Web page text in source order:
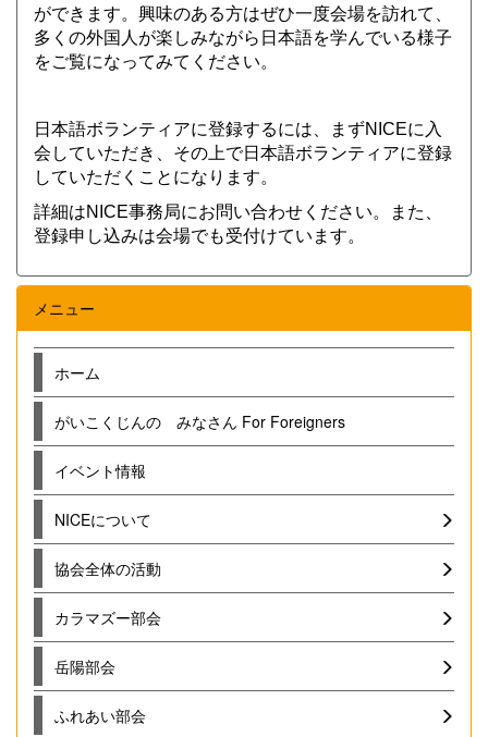
ができます。興味のある方はぜひ一度会場を訪れて、
多くの外国人が楽しみながら日本語を学んでいる様子
をご覧になってみてください。
日本語ボランティアに登録するには、まずNICEに入
会していただき、その上で日本語ボランティアに登録
していただくことになります。
詳細はNICE事務局にお問い合わせください。また、
登録申し込みは会場でも受付けています。
メニュー
ホーム
がいこくじんの みなさん For Foreigners
イベント情報
NICEについて
協会全体の活動
カラマズー部会
岳陽部会
ふれあい部会